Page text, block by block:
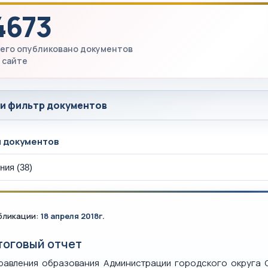
опубликовано документов
сайте
фильтр документов
документов
18 апреля 2018г.
отчет
образования Администрации городского